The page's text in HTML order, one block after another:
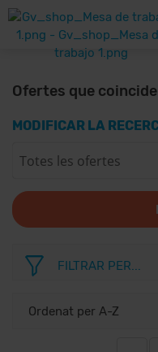
Ofertes que
MODIFICAR LA
FILTRAR PER...